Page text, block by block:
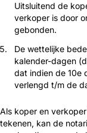
Uitsluitend de
verkoper is door
gebonden.
De wettelijke
kalender-dagen
dat indien de 10e
verlengd t/m de
Als koper en
tekenen, kan de